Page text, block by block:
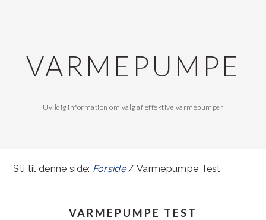
primær
navigationVARMEPUMPE
Uvildig information om valg af effektive varmepumper
Sti til denne side: Forside/ Varmepumpe Test
VARMEPUMPE TEST